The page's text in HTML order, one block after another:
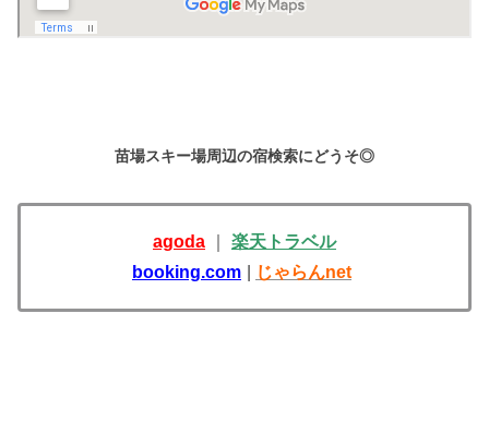
苗場スキー場周辺の宿検索にどうそ◎
agoda
楽天トラベル
booking.com
じゃらんnet